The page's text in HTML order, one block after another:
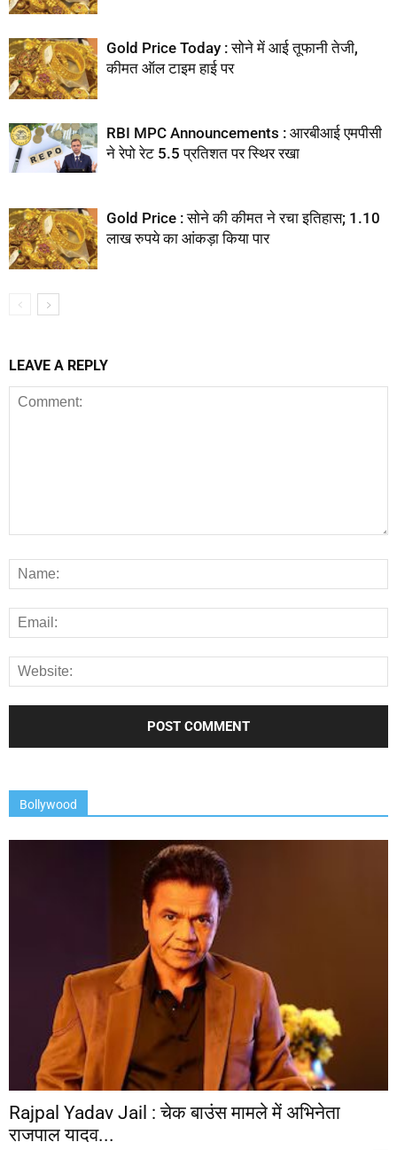
Gold Price Today : सोने में आई तूफानी तेजी,
कीमत ऑल टाइम हाई पर
RBI MPC Announcements : आरबीआई एमपीसी
ने रेपो रेट 5.5 प्रतिशत पर स्थिर रखा
Gold Price : सोने की कीमत ने रचा इतिहास; 1.10
लाख रुपये का आंकड़ा किया पार
LEAVE A REPLY
Bollywood
Rajpal Yadav Jail : चेक बाउंस मामले में अभिनेता
राजपाल यादव...